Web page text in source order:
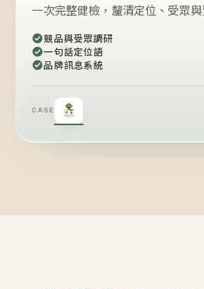
一次完整健檢，釐清定位、受眾與
競品與受眾調研
一句話定位語
品牌訊息系統
CASE